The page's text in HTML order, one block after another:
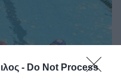
- Do Not Process